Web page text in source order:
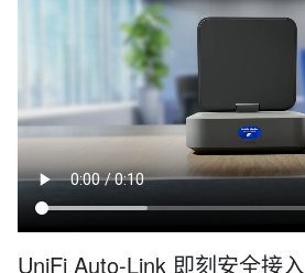
UniFi Auto-Link 即刻安全接入